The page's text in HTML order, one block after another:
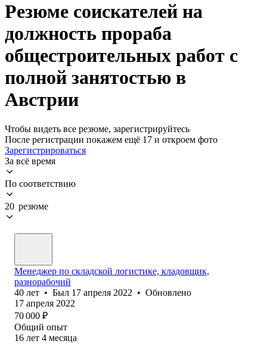
Резюме соискателей на
должность прораба
общестроительных работ с
полной занятостью в
Австрии
Чтобы видеть все резюме, зарегистрируйтесь
После регистрации покажем ещё 17 и откроем фото
Зарегистрироваться
За всё время
По соответствию
20 резюме
Менеджер по складской логистике, кладовщик,
разнорабочий
40 лет • Был 17 апреля 2022 • Обновлено
17 апреля 2022
70 000 ₽
Общий опыт
16 лет 4 месяца